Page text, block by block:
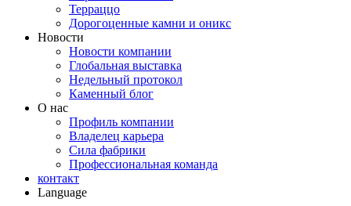
Терраццо
Дорогоценные камни и оникс
Новости
Новости компании
Глобальная выставка
Недельный протокол
Каменный блог
О нас
Профиль компании
Владелец карьера
Сила фабрики
Профессиональная команда
контакт
Language